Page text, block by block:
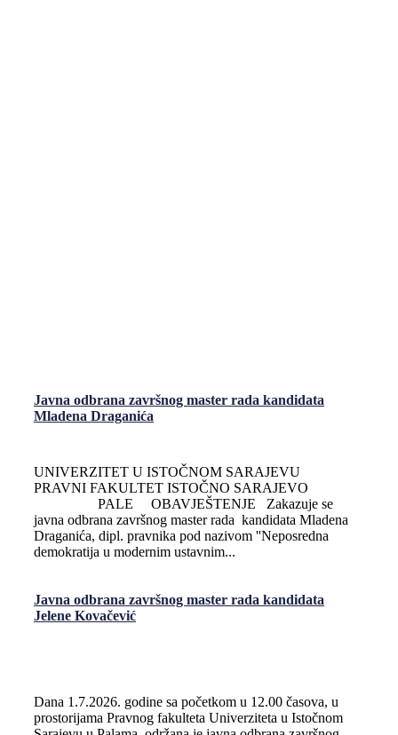
Javna odbrana završnog master rada kandidata
Mladena Draganića
UNIVERZITET U ISTOČNOM SARAJEVU
PRAVNI FAKULTET ISTOČNO SARAJEVO
PALE OBAVJEŠTENJE Zakazuje se
javna odbrana završnog master rada kandidata Mladena
Draganića, dipl. pravnika pod nazivom ''Neposredna
demokratija u modernim ustavnim...
Javna odbrana završnog master rada kandidata
Jelene Kovačević
Dana 1.7.2026. godine sa početkom u 12.00 časova, u
prostorijama Pravnog fakulteta Univerziteta u Istočnom